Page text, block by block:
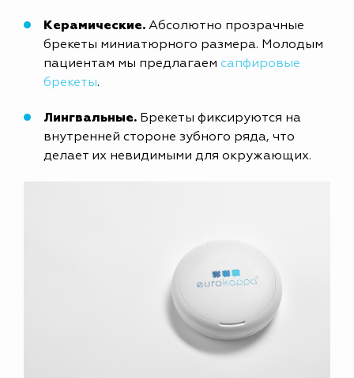
Керамические. Абсолютно прозрачные
брекеты миниатюрного размера. Молодым
пациентам мы предлагаем сапфировые
брекеты.
Лингвальные. Брекеты фиксируются на
внутренней стороне зубного ряда, что
делает их невидимыми для окружающих.